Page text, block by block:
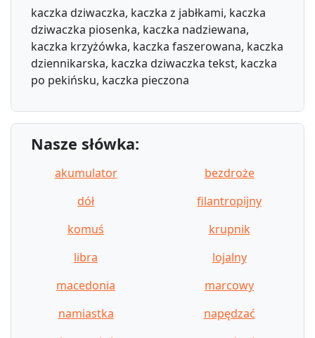
kaczka dziwaczka, kaczka z jabłkami, kaczka
dziwaczka piosenka, kaczka nadziewana,
kaczka krzyżówka, kaczka faszerowana, kaczka
dziennikarska, kaczka dziwaczka tekst, kaczka
po pekińsku, kaczka pieczona
Nasze słówka:
akumulator
bezdroże
dół
filantropijny
komuś
krupnik
libra
lojalny
macedonia
marcowy
namiastka
napędzać